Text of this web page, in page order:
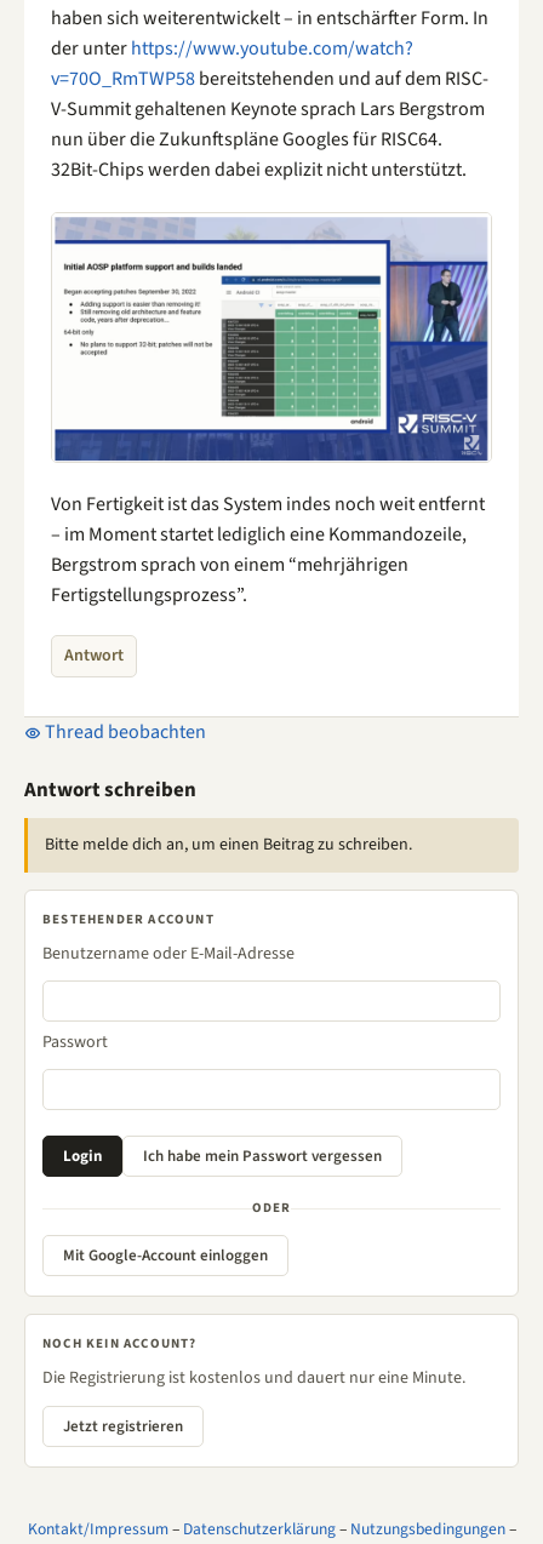
haben sich weiterentwickelt – in entschärfter Form. In
der unterhttps://www.youtube.com/watch?
v=70O_RmTWP58bereitstehenden und auf dem RISC-
V-Summit gehaltenen Keynote sprach Lars Bergstrom
nun über die Zukunftspläne Googles für RISC64.
32Bit-Chips werden dabei explizit nicht unterstützt.
Von Fertigkeit ist das System indes noch weit entfernt
– im Moment startet lediglich eine Kommandozeile,
Bergstrom sprach von einem “mehrjährigen
Fertigstellungsprozess”.
Antwort
Thread beobachten
Antwort schreiben
Bitte melde dich an, um einen Beitrag zu schreiben.
BESTEHENDER ACCOUNT
Benutzername oder E-Mail-Adresse
Passwort
ODER
Mit Google-Account einloggen
NOCH KEIN ACCOUNT?
Die Registrierung ist kostenlos und dauert nur eine Minute.
Jetzt registrieren
Kontakt/Impressum– Datenschutzerklärung– Nutzungsbedingungen–